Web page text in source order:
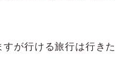
が行ける旅行は行きた